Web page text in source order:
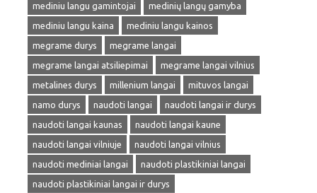
mediniu langu gamintojai
medinių langų gamyba
mediniu langu kaina
mediniu langu kainos
megrame durys
megrame langai
megrame langai atsiliepimai
megrame langai vilnius
metalines durys
millenium langai
mituvos langai
namo durys
naudoti langai
naudoti langai ir durys
naudoti langai kaunas
naudoti langai kaune
naudoti langai vilniuje
naudoti langai vilnius
naudoti mediniai langai
naudoti plastikiniai langai
naudoti plastikiniai langai ir durys